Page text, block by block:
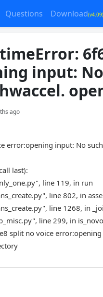
Questions Download(v4.09)
input:
ago
error:opening input: No
last):
line 119, in run
line 802, in
line 1268, in
line 299, in
split no voice